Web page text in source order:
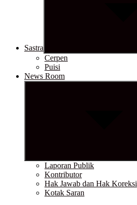
Sastra
Cerpen
Puisi
News Room
Laporan Publik
Kontributor
Hak Jawab dan Hak Koreksi
Kotak Saran